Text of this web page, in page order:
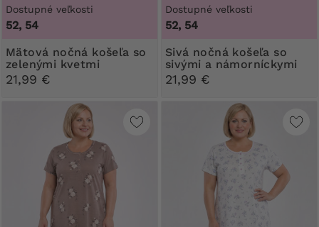
Dostupné veľkosti
52, 54
Mätová nočná košeľa so
zelenými kvetmi
21,99 €
Dostupné veľkosti
52, 54
Sivá nočná košeľa so
sivými a námorníckymi
srdiečkami
21,99 €